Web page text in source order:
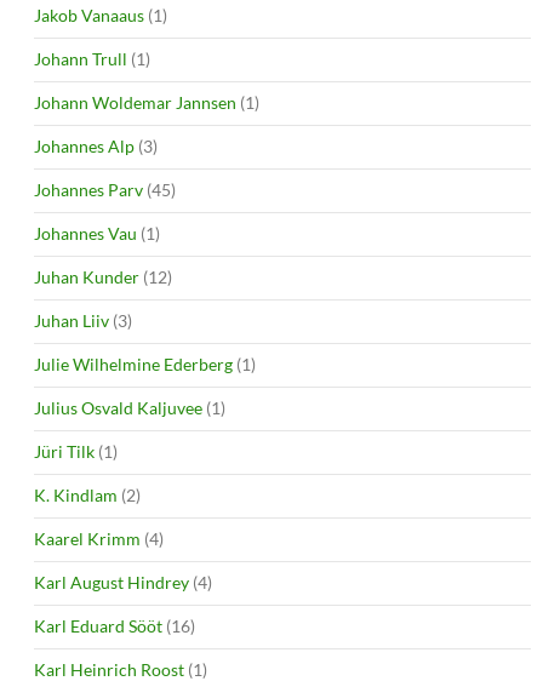
Jakob Vanaaus (1)
Johann Trull (1)
Johann Woldemar Jannsen (1)
Johannes Alp (3)
Johannes Parv (45)
Johannes Vau (1)
Juhan Kunder (12)
Juhan Liiv (3)
Julie Wilhelmine Ederberg (1)
Julius Osvald Kaljuvee (1)
Jüri Tilk (1)
K. Kindlam (2)
Kaarel Krimm (4)
Karl August Hindrey (4)
Karl Eduard Sööt (16)
Karl Heinrich Roost (1)